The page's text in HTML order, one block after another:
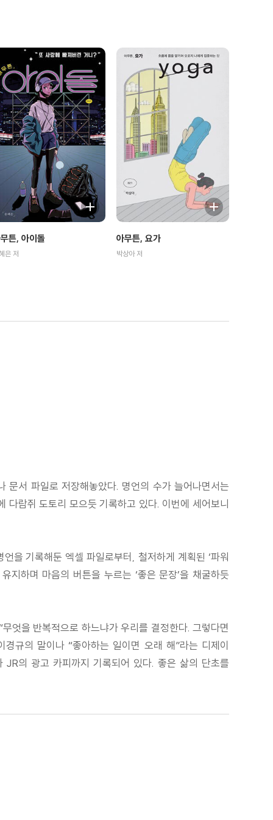
튼, 아이돌
은 저
아무튼, 요가
박상아 저
문서 파일로 저장해놓았다. 명언의 수가 늘어나면서는
다람쥐 도토리 모으듯 기록하고 있다. 이번에 세어보니
을 기록해둔 엑셀 파일로부터, 철저하게 계획된 ‘파워
하며 마음의 버튼을 누르는 ‘좋은 문장’을 채굴하듯
엇을 반복적으로 하느냐가 우리를 결정한다. 그렇다면
규의 말이나 “좋아하는 일이면 오래 해”라는 디제이
의 광고 카피까지 기록되어 있다. 좋은 삶의 단초를